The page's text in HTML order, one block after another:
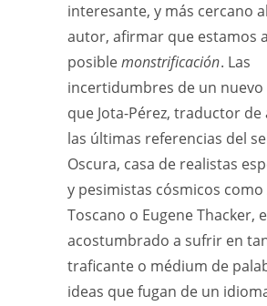
interesante, y más cercano
autor, afirmar que estamos
posiblemonstrificación. Las
incertidumbres de un
que Jota-Pérez, traductor de
las últimas referencias del
Oscura, casa de realistas
y pesimistas cósmicos
Toscano o Eugene Thacker,
acostumbrado a sufrir en
traficante o médium de
ideas que fugan de un